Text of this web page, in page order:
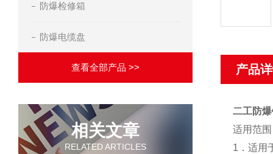
防爆检修箱
防爆电缆盘
查看全部产品 >>
相关文章
RELATED ARTICLES
产品
二工防
适用范围
1．适用